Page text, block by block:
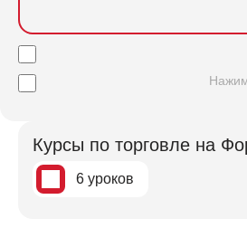
Курсы по торговле на
6 уроков